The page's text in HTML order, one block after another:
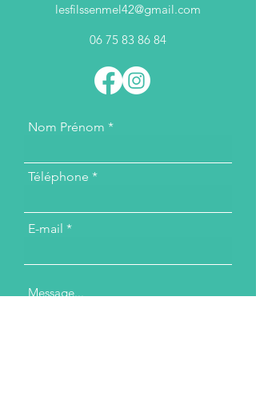
lesfilssenmel42@gmail.com
06 75 83 86 84
Nom Prénom
Téléphone
E-mail
Message...